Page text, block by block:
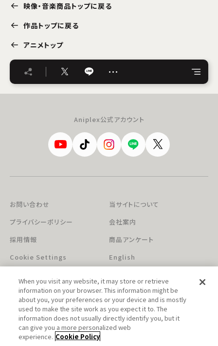
映像・音楽商品トップに戻る
作品トップに戻る
アニメトップ
…
Aniplex公式アカウント
お問い合わせ
当サイトについて
プライバシーポリシー
会社案内
採用情報
商品アンケート
Cookie Settings
English
このホームページに掲載されている著作物の無断利用を禁じます。
When you visit any website, it may store or retrieve
information on your browser. This information might be
about you, your preferences or your device and is mostly
used to make the site work as you expect it to. The
information does not usually directly identify you, but it
can give you a more personalized web
experience. Cookie Policy